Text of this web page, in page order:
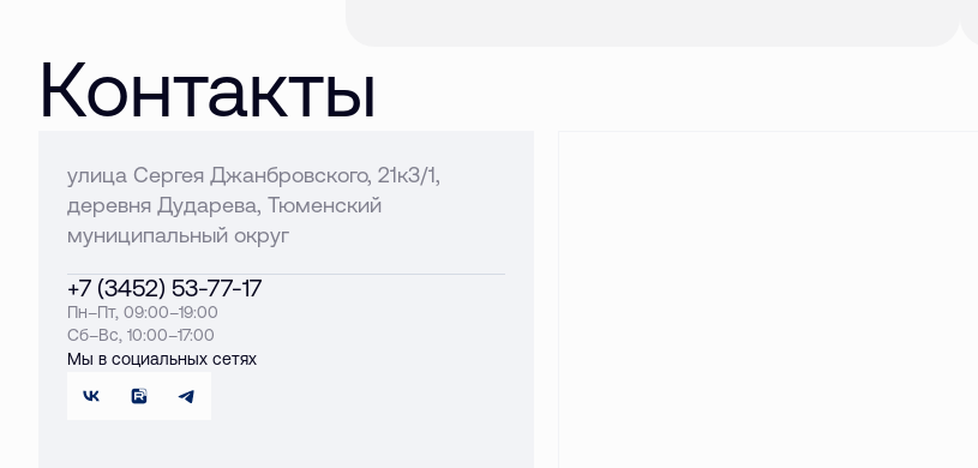
Контакты
улица Сергея Джанбровского, 21к3/1,
деревня Дударева, Тюменский
муниципальный округ
+7 (3452) 53-77-17
Пн–Пт, 09:00–19:00
Сб–Вс, 10:00–17:00
Мы в социальных сетях